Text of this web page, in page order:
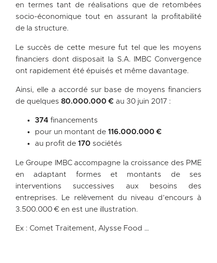
en termes tant de réalisations que de retombées
socio-économique tout en assurant la profitabilité
de la structure.
Le succès de cette mesure fut tel que les moyens
financiers dont disposait la S.A. IMBC Convergence
ont rapidement été épuisés et même davantage.
Ainsi, elle a accordé sur base de moyens financiers
de quelques 80.000.000 € au 30 juin 2017 :
374 financements
pour un montant de 116.000.000 €
au profit de 170 sociétés
Le Groupe IMBC accompagne la croissance des PME
en adaptant formes et montants de ses
interventions successives aux besoins des
entreprises. Le relèvement du niveau d’encours à
3.500.000 € en est une illustration.
Ex : Comet Traitement, Alysse Food …